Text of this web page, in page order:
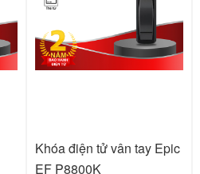
Khóa điện tử vân tay Epic
EF P8800K